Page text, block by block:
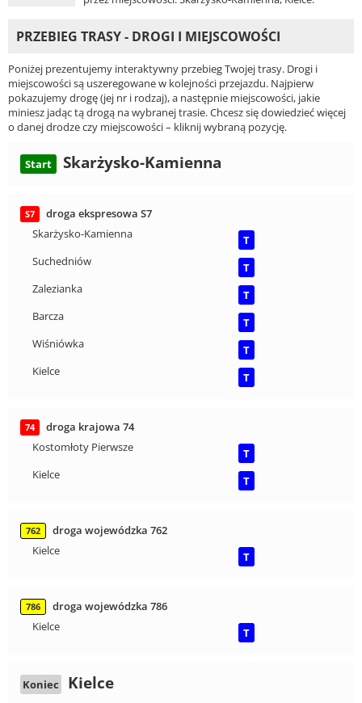
PRZEBIEG TRASY - DROGI I MIEJSCOWOŚCI
Poniżej prezentujemy interaktywny przebieg Twojej trasy. Drogi i
miejscowości są uszeregowane w kolejności przejazdu. Najpierw
pokazujemy drogę (jej nr i rodzaj), a następnie miejscowości, jakie
miniesz jadąc tą drogą na wybranej trasie. Chcesz się dowiedzieć więcej
o danej drodze czy miejscowości – kliknij wybraną pozycję.
Start Skarżysko-Kamienna
S7
droga ekspresowa S7
Skarżysko-Kamienna
T
Suchedniów
T
Zalezianka
T
Barcza
T
Wiśniówka
T
Kielce
T
74
droga krajowa 74
Kostomłoty Pierwsze
T
Kielce
T
762
droga wojewódzka 762
Kielce
T
786
droga wojewódzka 786
Kielce
T
Koniec Kielce